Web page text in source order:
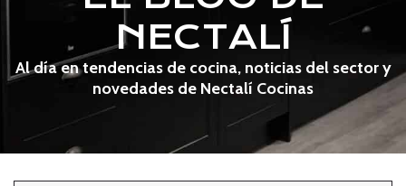
NECTALÍ
Al día en tendencias de cocina, noticias del sector y
novedades de Nectalí Cocinas